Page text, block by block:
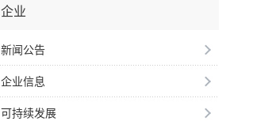
企业
新闻公告
企业信息
可持续发展